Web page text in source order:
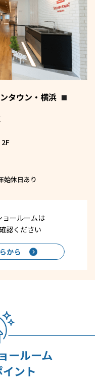
タウン・横浜
始休日あり
ールームは
認ください
から